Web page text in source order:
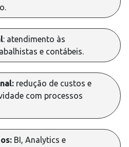
: atendimento às
e contábeis.
redução de custos e
com processos
BI, Analytics e